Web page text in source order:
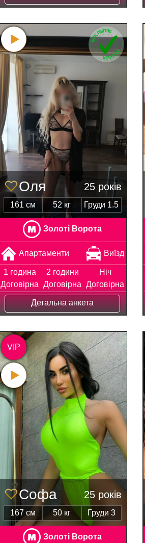
Оля 25 років
161 см 52 кг Груди 1.5
Золоті Ворота
Апартаменти Виїзд
1 година
Договірна
2 години
Договірна
Ніч
Договірна
Детальна анкета
Софа 25 років
167 см 50 кг Груди 3
Золоті Ворота
VIP